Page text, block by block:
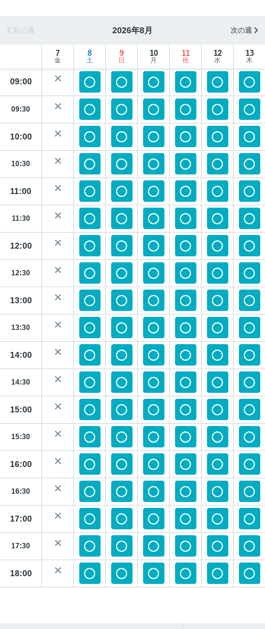
前の週 2026年8月 次の週
7
金
8
土
9
日
10
月
11
祝
12
水
13
木
09:00
09:30
10:00
10:30
11:00
11:30
12:00
12:30
13:00
13:30
14:00
14:30
15:00
15:30
16:00
16:30
17:00
17:30
18:00